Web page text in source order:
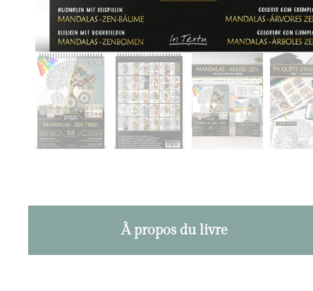
À propos du livre